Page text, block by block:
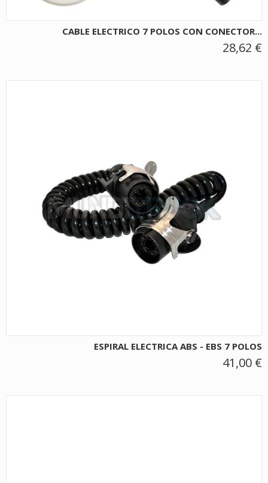
CABLE ELECTRICO 7 POLOS CON CONECTOR...
28,62 €
ESPIRAL ELECTRICA ABS - EBS 7 POLOS
41,00 €